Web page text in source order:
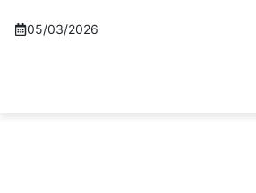
05/03/2026